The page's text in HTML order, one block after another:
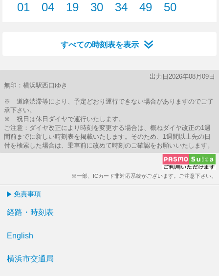
01
04
19
30
34
49
50
すべての時刻表を表示
出力日2026年08月09日
無印：横浜駅西口ゆき
※ 道路渋滞等により、予定どおり運行できない場合がありますのでご了
承下さい。
※ 祝日は休日ダイヤで運行いたします。
ご注意：ダイヤ改正により時刻を変更する場合は、概ねダイヤ改正の1週
間前までに新しい時刻表を掲載いたします。そのため、1週間以上先の日
付を検索した場合は、乗車前に改めて時刻のご確認をお願いいたします。
※一部、ICカード非対応系統がございます。ご注意下さい。
免責事項
経路・時刻表
English
横浜市交通局